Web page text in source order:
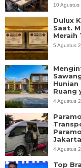
10
Dulux
Saat.
Meraih
5 Agustus
Ruang
4 Agustus
Jakarta
4 Agustus
Top